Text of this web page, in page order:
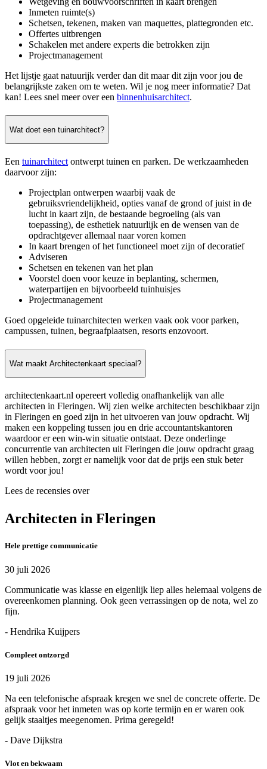
Inmeten ruimte(s)
Schetsen, tekenen, maken van maquettes, plattegronden etc.
Offertes uitbrengen
Schakelen met andere experts die betrokken zijn
Projectmanagement
Het lijstje gaat natuurijk verder dan dit maar dit zijn voor jou de
belangrijkste zaken om te weten. Wil je nog meer informatie? Dat
kan! Lees snel meer over een binnenhuisarchitect.
Wat doet een tuinarchitect?
Een tuinarchitect ontwerpt tuinen en parken. De werkzaamheden
daarvoor zijn:
Projectplan ontwerpen waarbij vaak de
gebruiksvriendelijkheid, opties vanaf de grond of juist in de
lucht in kaart zijn, de bestaande begroeiing (als van
toepassing), de esthetiek natuurlijk en de wensen van de
opdrachtgever allemaal naar voren komen
In kaart brengen of het functioneel moet zijn of decoratief
Adviseren
Schetsen en tekenen van het plan
Voorstel doen voor keuze in beplanting, schermen,
waterpartijen en bijvoorbeeld tuinhuisjes
Projectmanagement
Goed opgeleide tuinarchitecten werken vaak ook voor parken,
campussen, tuinen, begraafplaatsen, resorts enzovoort.
Wat maakt Architectenkaart speciaal?
architectenkaart.nl opereert volledig onafhankelijk van alle
architecten in Fleringen. Wij zien welke architecten beschikbaar zijn
in Fleringen en goed zijn in het uitvoeren van jouw opdracht. Wij
maken een koppeling tussen jou en drie accountantskantoren
waardoor er een win-win situatie ontstaat. Deze onderlinge
concurrentie van architecten uit Fleringen die jouw opdracht graag
willen hebben, zorgt er namelijk voor dat de prijs een stuk beter
wordt voor jou!
Lees de recensies over
Architecten in Fleringen
Hele prettige communicatie
30 juli 2026
Communicatie was klasse en eigenlijk liep alles helemaal volgens de
overeenkomen planning. Ook geen verrassingen op de nota, wel zo
fijn.
- Hendrika Kuijpers
Compleet ontzorgd
19 juli 2026
Na een telefonische afspraak kregen we snel de concrete offerte. De
afspraak voor het inmeten was op korte termijn en er waren ook
gelijk staaltjes meegenomen. Prima geregeld!
- Dave Dijkstra
Vlot en bekwaam